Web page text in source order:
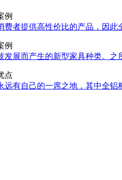
者提供高性价比的产品，因此
展而产生的新型家具种类。之
有自己的一席之地，其中全铝